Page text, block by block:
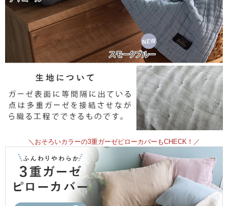
＼おそろいカラーの3重ガーゼピローカバーもCHECK！／